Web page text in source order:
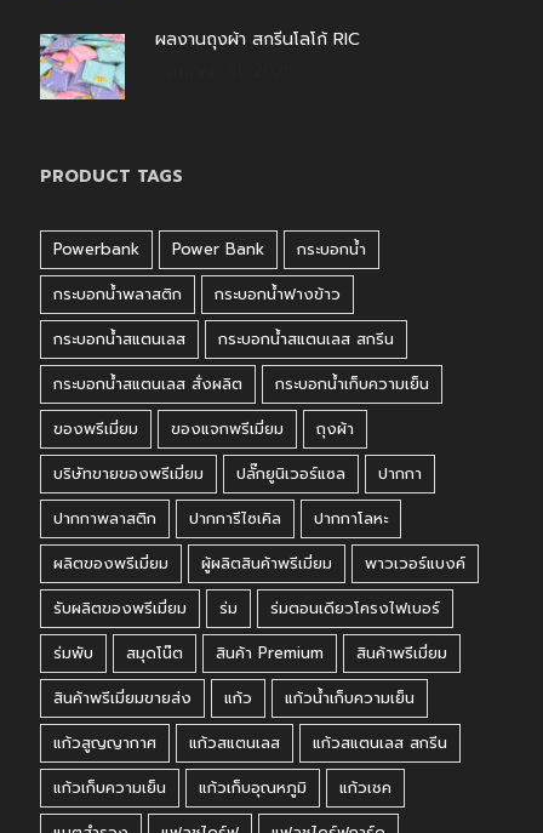
ผลงานถุงผ้า สกรีนโลโก้ RIC
PRODUCT TAGS
Powerbank Power Bank
กระบอกน้ำ
กระบอกน้ำพลาสติก
กระบอกน้ำฟางข้าว
กระบอกน้ำสแตนเลส
กระบอกน้ำสแตนเลส สกรีน
กระบอกน้ำสแตนเลส สั่งผลิต
กระบอกน้ำเก็บความเย็น
ของพรีเมี่ยม
ของแจกพรีเมี่ยม
ถุงผ้า
บริษัทขายของพรีเมี่ยม
ปลั๊กยูนิเวอร์แซล
ปากกา
ปากกาพลาสติก
ปากการีไซเคิล
ปากกาโลหะ
ผลิตของพรีเมี่ยม
ผู้ผลิตสินค้าพรีเมี่ยม
พาวเวอร์แบงค์
รับผลิตของพรีเมี่ยม
ร่ม
ร่มตอนเดียวโครงไฟเบอร์
ร่มพับ
สมุดโน๊ต สินค้า Premium
สินค้าพรีเมี่ยม
สินค้าพรีเมี่ยมขายส่ง
แก้ว
แก้วน้ำเก็บความเย็น
แก้วสูญญากาศ
แก้วสแตนเลส
แก้วสแตนเลส สกรีน
แก้วเก็บความเย็น
แก้วเก็บอุณหภูมิ
แก้วเชค